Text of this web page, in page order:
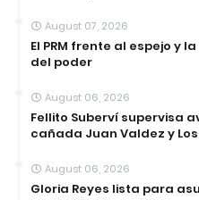
August 07, 2026
El PRM frente al espejo y
del poder
August 06, 2026
Fellito Suberví supervisa
cañada Juan Valdez y
August 06, 2026
Gloria Reyes lista para